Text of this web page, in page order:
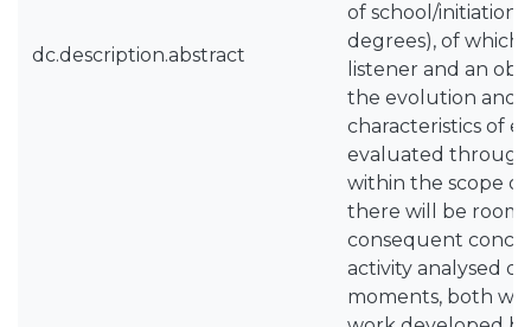
dc.description.abstract
of school/
degrees), of which
listener and an
the evolution and
characteristics of
evaluated
within the scope
there will be room
consequent
activity analysed
moments, both